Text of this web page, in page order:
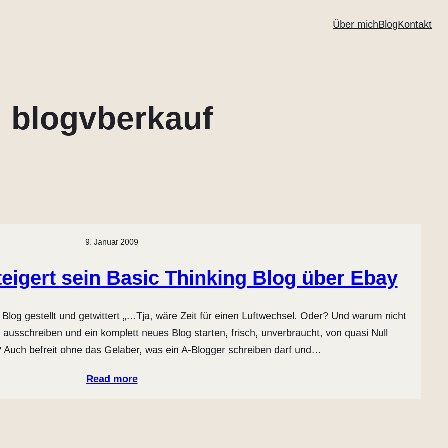
Über michBlogKontakt
blogvberkauf
9. Januar 2009
sein Basic Thinking Blog über Ebay
gestellt und getwittert „…Tja, wäre Zeit für einen Luftwechsel. Oder? Und warum nicht
und ein komplett neues Blog starten, frisch, unverbraucht, von quasi Null
Auch befreit ohne das Gelaber, was ein A-Blogger schreiben darf und…
Read more